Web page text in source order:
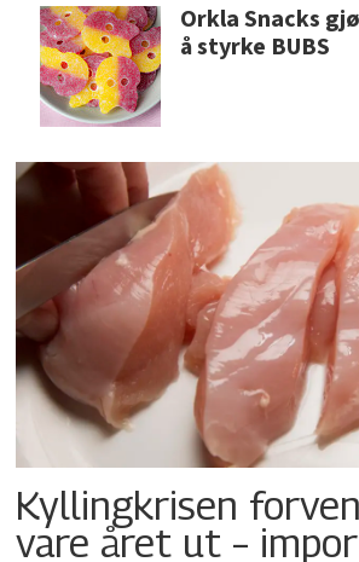
Orkla Snacks
å styrke BUBS
Kyllingkrisen
vare året ut –